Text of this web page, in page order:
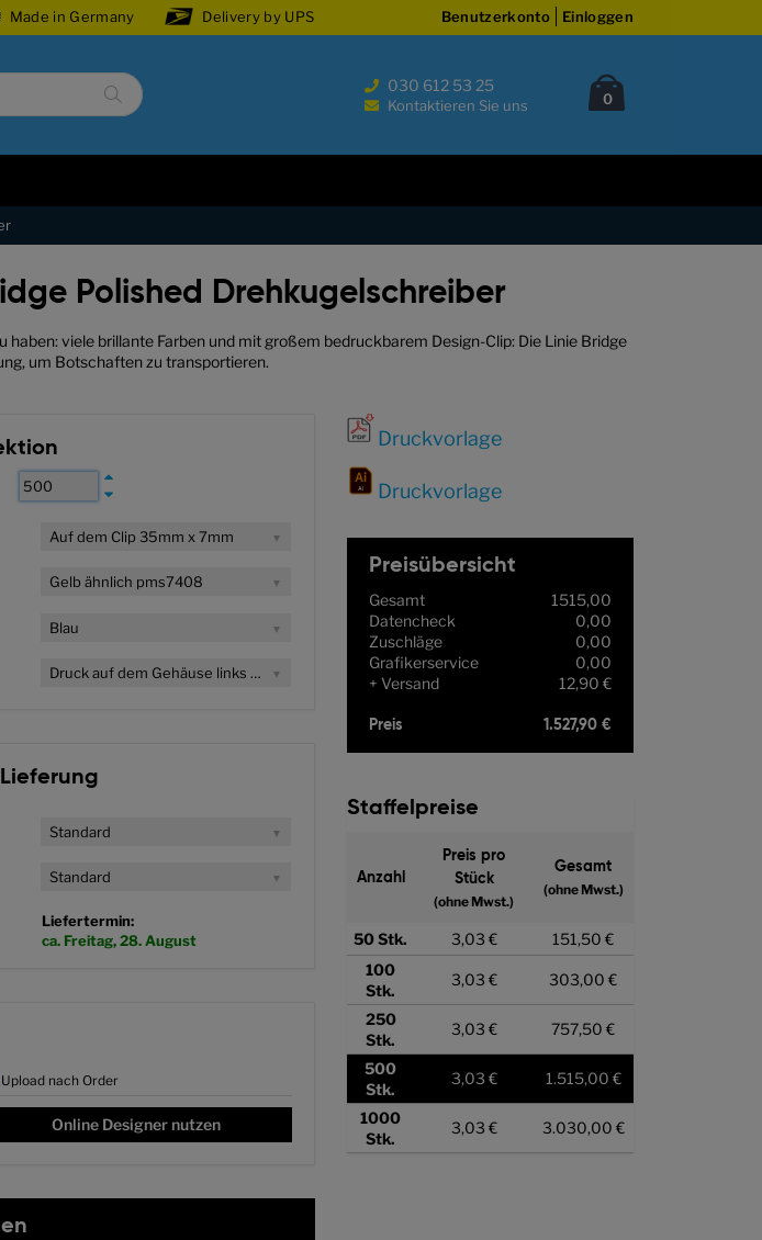
Made in Germany Delivery by UPS Benutzerkonto Einloggen
0Artikel
030 612 53 25
Kontaktieren Sie uns
Polished Drehkugelschreiber
haben: viele brillante Farben und mit großem bedruckbarem Design-Clip: Die Linie Bridge
um Botschaften zu transportieren.
Druckvorlage
Druckvorlage
Auf dem Clip 35mm x 7mm
Gelb ähnlich pms7408
Blau
Druck auf dem Gehäuse links vom Clip
Standard
Standard
Liefertermin:
ca. Freitag, 28. August
Upload nach Order
Online Designer nutzen
Preisübersicht
Gesamt
1515,00
Datencheck
0,00
Zuschläge
0,00
Grafikerservice
0,00
Versand
12,90 €
Preis 1.527,90 €
Staffelpreise
Anzahl
Preis pro
Stück
(ohne Mwst.)
Gesamt
(ohne Mwst.)
50Stk. 3,03 €
151,50 €
100
Stk.
3,03 € 303,00 €
250
Stk.
3,03 € 757,50 €
500
Stk.
3,03 € 1.515,00 €
1000
Stk.
3,03 € 3.030,00 €